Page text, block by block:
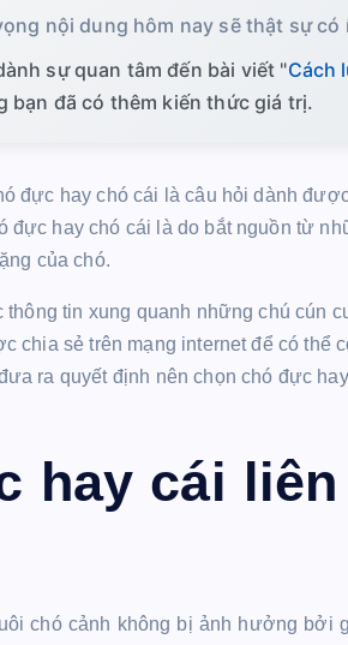
nội dung hôm nay sẽ thật sự có
sự quan tâm đến bài viết "Cách
bạn đã có thêm kiến thức giá trị.
đực hay chó cái là câu hỏi dành
hay chó cái là do bắt nguồn từ
của chó.
tin xung quanh những chú cún
chia sẻ trên mạng internet để có thể
ra quyết định nên chọn chó đực
hay cái
chó cảnh không bị ảnh hưởng bởi